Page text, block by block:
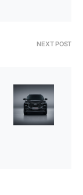
NEXT POST